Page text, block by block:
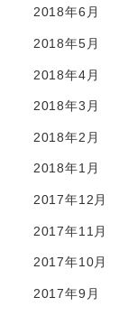
2018年6月
2018年5月
2018年4月
2018年3月
2018年2月
2018年1月
2017年12月
2017年11月
2017年10月
2017年9月